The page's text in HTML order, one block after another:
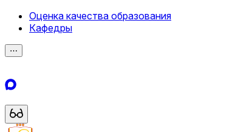
Оценка качества образования
Кафедры
⋯